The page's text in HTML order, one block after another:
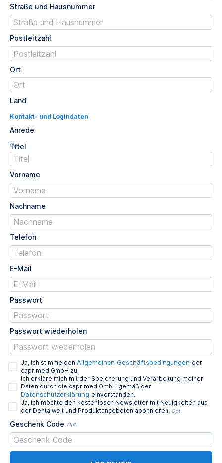
Straße und Hausnummer
Postleitzahl
Ort
Land
Kontakt- und Logindaten
Anrede
Titel
Opt.
Vorname
Nachname
Telefon
E-Mail
Passwort
Passwort wiederholen
Ja, ich stimme den Allgemeinen Geschäftsbedingungen der
caprimed GmbH zu.
Ich erkläre mich mit der Speicherung und Verarbeitung meiner
Daten durch die caprimed GmbH gemäß der
Datenschutzerklärung einverstanden.
Ja, ich möchte den kostenlosen Newsletter mit Neuigkeiten aus
der Dentalwelt und Produktangeboten abonnieren. Opt.
Geschenk Code Opt.